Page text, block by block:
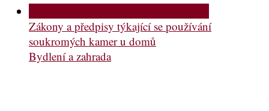
Zákony a předpisy týkající se používání
soukromých kamer u domů
Bydlení a zahrada